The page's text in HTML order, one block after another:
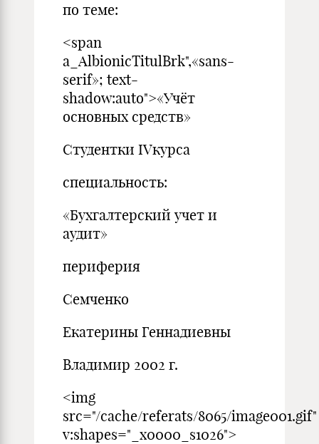
по теме:
<span
a_AlbionicTitulBrk",«sans-
serif»; text-
shadow:auto">«Учёт
основных средств»
Студентки IVкурса
специальность:
«Бухгалтерский учет и
аудит»
периферия
Семченко
Екатерины Геннадиевны
Владимир 2002 г.
<img
src="/cache/referats/8065/image001.gif"
v:shapes="_x0000_s1026">